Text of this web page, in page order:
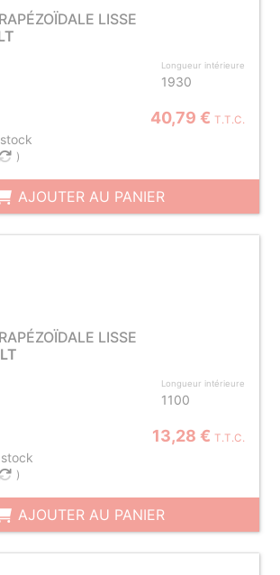
LISSE
Longueur intérieure
1930
40,79 € T.T.C.
)
AJOUTER AU PANIER
LISSE
Longueur intérieure
1100
13,28 € T.T.C.
)
AJOUTER AU PANIER